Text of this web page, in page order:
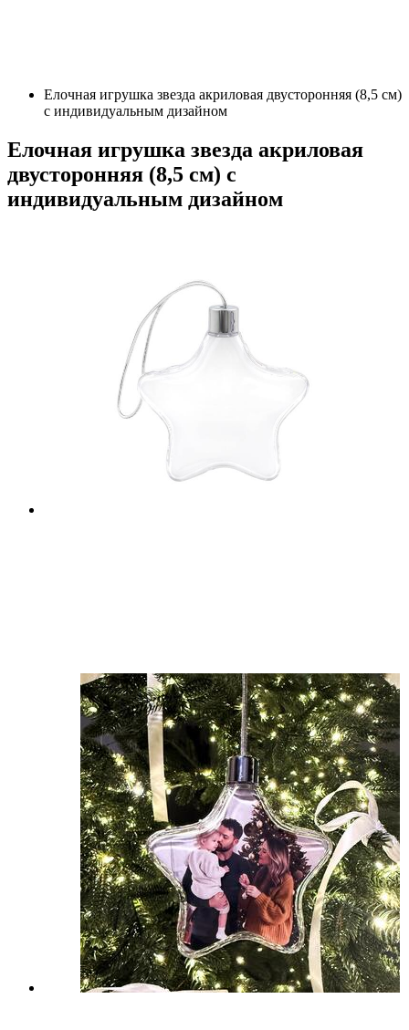
Елочная игрушка звезда акриловая двусторонняя (8,5 см)
с индивидуальным дизайном
Елочная игрушка звезда акриловая
двусторонняя (8,5 см) с
индивидуальным дизайном